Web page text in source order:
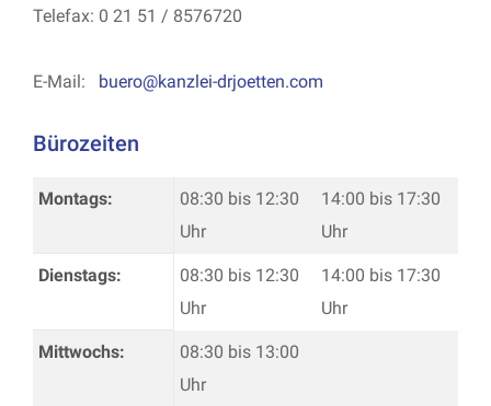
Telefax: 0 21 51 / 8576720
E-Mail: buero@kanzlei-drjoetten.com
Bürozeiten
Montags:
08:30 bis 12:30
Uhr
14:00 bis 17:30
Uhr
Dienstags:
08:30 bis 12:30
Uhr
14:00 bis 17:30
Uhr
Mittwochs:
08:30 bis 13:00
Uhr